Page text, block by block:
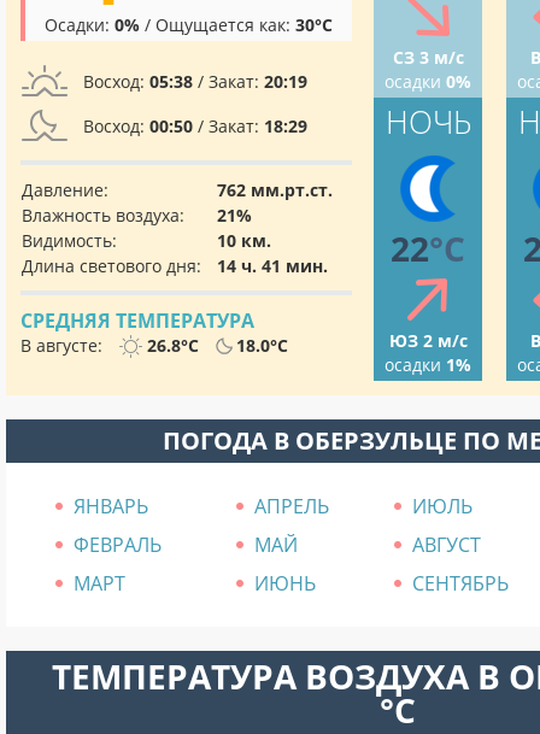
Осадки: 0% / Ощущается как: 30°C
Восход: 05:38 / Закат: 20:19
Восход: 00:50 / Закат: 18:29
Давление:
762 мм.рт.ст.
Влажность воздуха:
21%
Видимость:
10 км.
Длина светового дня:
14 ч. 41 мин.
СРЕДНЯЯ ТЕМПЕРАТУРА
В августе: 26.8°C 18.0°C
СЗ 3 м/с
осадки 0%
НОЧЬ
22°C
ЮЗ 2 м/с
осадки 1%
ПОГОДА В ОБЕРЗУЛЬЦЕ ПО
ЯНВАРЬ АПРЕЛЬ
ИЮЛЬ
ФЕВРАЛЬ
МАЙ
АВГУСТ
МАРТ
ИЮНЬ СЕНТЯБРЬ
ТЕМПЕРАТУРА ВОЗДУХА В
°C